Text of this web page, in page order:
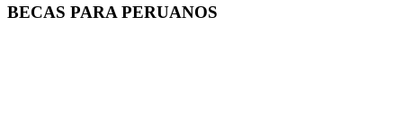
BECAS PARA PERUANOS